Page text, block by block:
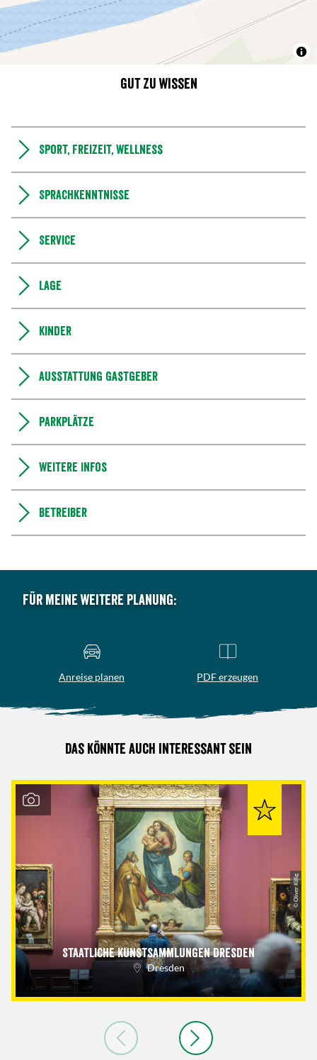
Gut zu wissen
Sport, Freizeit, Wellness
Sprachkenntnisse
Service
Lage
Kinder
Ausstattung Gastgeber
Parkplätze
Weitere Infos
Betreiber
Für meine weitere Planung:
Anreise planen PDF erzeugen
Das könnte auch interessant sein
Staatliche Kunstsammlungen Dresden
Dresden
© Oliver Killig